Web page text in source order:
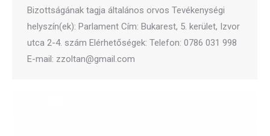
Bizottságának tagja általános orvos Tevékenységi
helyszín(ek): Parlament Cím: Bukarest, 5. kerület, Izvor
utca 2-4. szám Elérhetőségek: Telefon: 0786 031 998
E-mail: zzoltan@gmail.com